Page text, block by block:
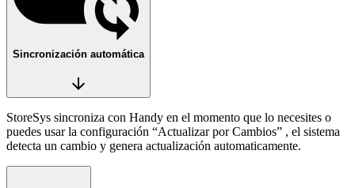
Sincronización automática
arrow_downward
StoreSys sincroniza con Handy en el momento que lo necesites o
puedes usar la configuración “Actualizar por Cambios” , el sistema
detecta un cambio y genera actualización automaticamente.